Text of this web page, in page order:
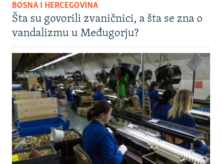
BOSNA I HERCEGOVINA
Šta su govorili zvaničnici, a šta se zna o
vandalizmu u Međugorju?